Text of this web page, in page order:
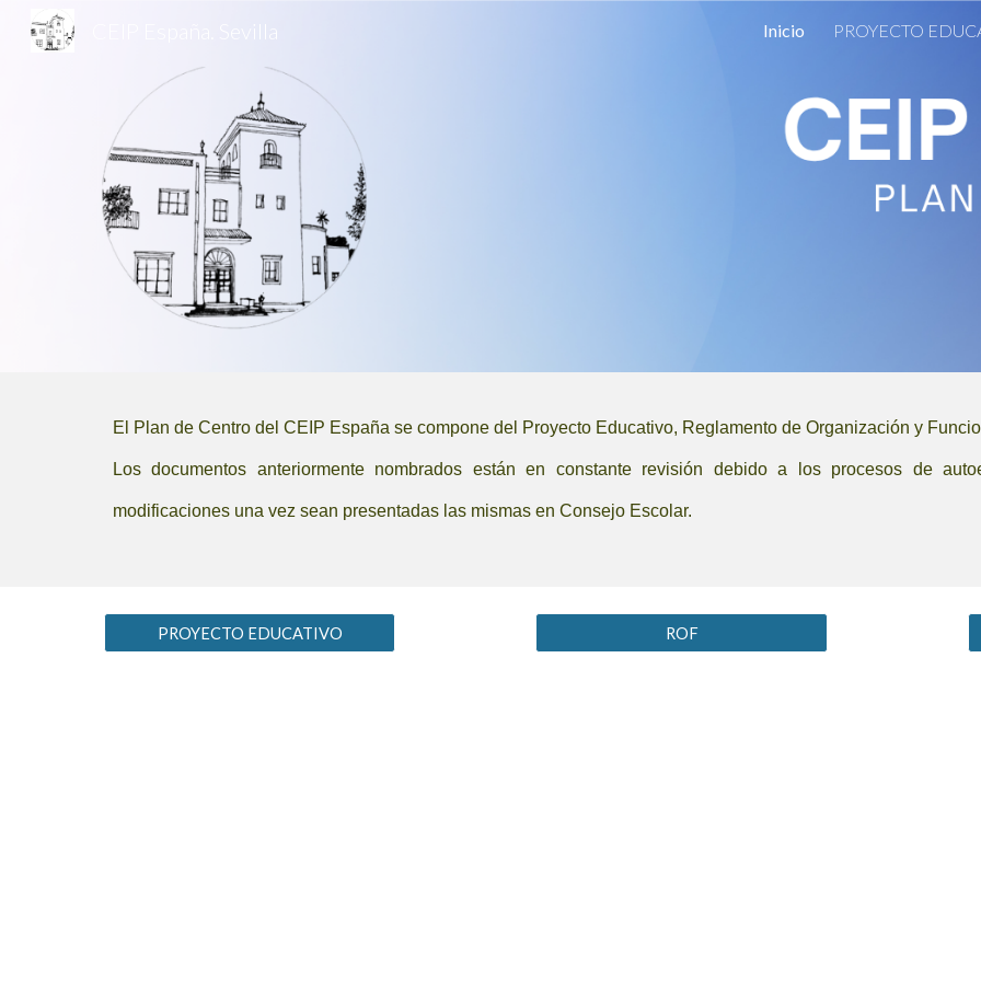
Skip to
CEIP España. Sevilla Inicio PROYECTO
El Plan de Centro del CEIP España se compone del Proyecto Educativo, Reglamento de Organización y
Los documentos anteriormente nombrados están en constante revisión debido a los procesos de
modificaciones una vez sean presentadas las mismas en Consejo Escolar.
PROYECTO EDUCATIVO ROF